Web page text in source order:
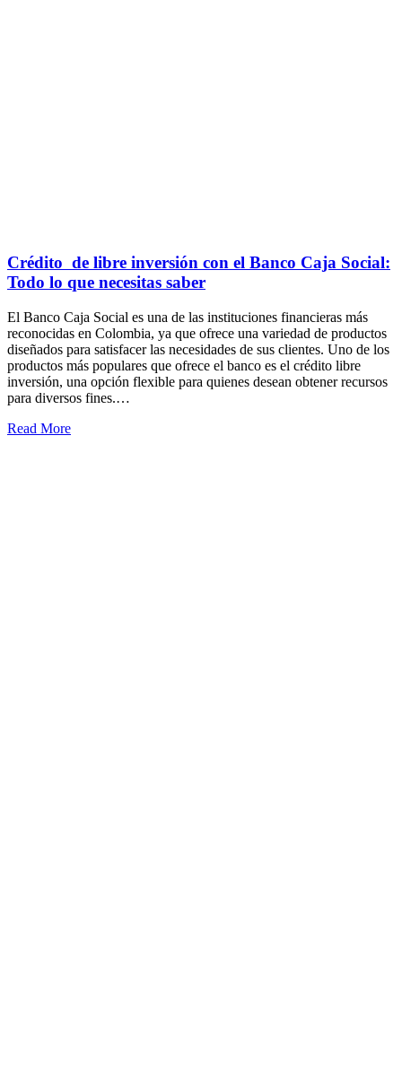
Crédito de libre inversión con el Banco Caja Social:
Todo lo que necesitas saber
El Banco Caja Social es una de las instituciones financieras más
reconocidas en Colombia, ya que ofrece una variedad de productos
diseñados para satisfacer las necesidades de sus clientes. Uno de los
productos más populares que ofrece el banco es el crédito libre
inversión, una opción flexible para quienes desean obtener recursos
para diversos fines.…
Read More